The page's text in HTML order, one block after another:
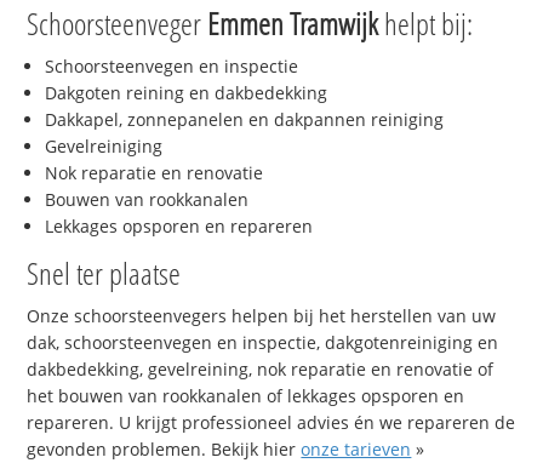
Schoorsteenveger Emmen Tramwijkhelpt bij:
Schoorsteenvegen en inspectie
Dakgoten reining en dakbedekking
Dakkapel, zonnepanelen en dakpannen reiniging
Gevelreiniging
Nok reparatie en renovatie
Bouwen van rookkanalen
Lekkages opsporen en repareren
Snel ter plaatse
Onze schoorsteenvegers helpen bij het herstellen van uw
dak, schoorsteenvegen en inspectie, dakgotenreiniging en
dakbedekking, gevelreining, nok reparatie en renovatie of
het bouwen van rookkanalen of lekkages opsporen en
repareren. U krijgt professioneel advies én we repareren de
gevonden problemen. Bekijk hieronze tarieven »